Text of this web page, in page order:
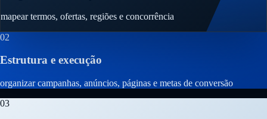
mapear termos, ofertas, regiões e concorrência
02
Estrutura e execução
organizar campanhas, anúncios, páginas e metas de conversão
03